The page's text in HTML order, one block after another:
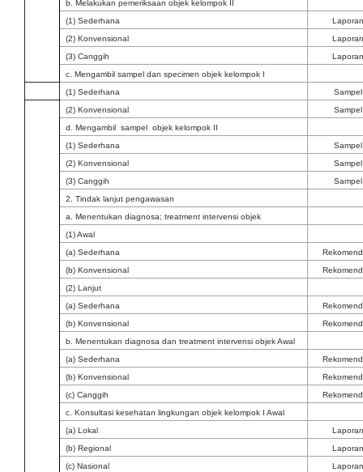
b. Melakukan pemeriksaan objek kelompok II
(1) Sederhana
(2) Konvensional
(3) Canggih
c. Mengambil sampel dan specimen objek kelompok I
(1) Sederhana
Sampel
(2) Konvensional
Sampel
d. Mengambil sampel objek kelompok II
(1) Sederhana
Sampel
(2) Konvensional
Sampel
(3) Canggih
Sampel
2. Tindak lanjut pengawasan
a. Menentukan diagnosa; treatment intervensi objek
(1) Awal
(a) Sederhana
(b) Konvensional
(2) Lanjut
(a) Sederhana
(b) Konvensional
b. Menentukan diagnosa dan treatment intervensi objek Awal
(a) Sederhana
(b) Konvensional
(c) Canggih
c. Konsultasi kesehatan lingkungan objek kelompok I Awal
(a) Lokal
(b) Regional
(c) Nasional